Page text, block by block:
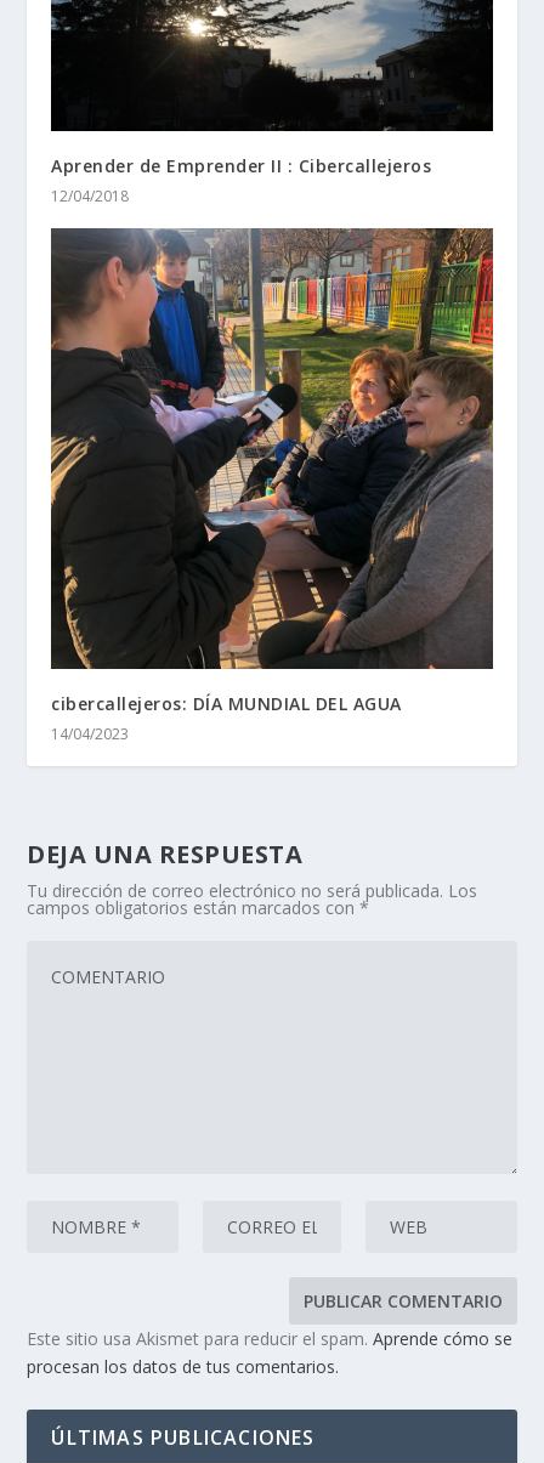
Aprender de Emprender II : Cibercallejeros
12/04/2018
cibercallejeros: DÍA MUNDIAL DEL AGUA
14/04/2023
DEJA UNA RESPUESTA
Tu dirección de correo electrónico no será publicada. Los
campos obligatorios están marcados con*
Este sitio usa Akismet para reducir el spam.Aprende cómo se
procesan los datos de tus comentarios.
ÚLTIMAS PUBLICACIONES